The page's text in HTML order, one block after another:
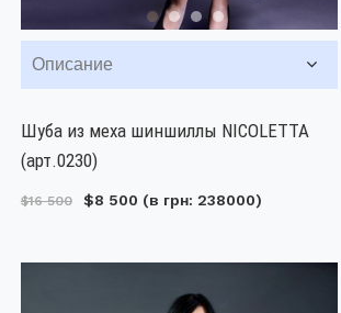
Описание
Шуба из меха шиншиллы NICOLETTA
(арт.0230)
$16 500 $8 500 (в грн: 238000)